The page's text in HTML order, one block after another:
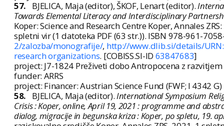
57.
BJELICA, Maja (editor), ŠKOF, Lenart (editor).
Towards Elemental Literacy and Interdisciplinary
Koper: Science and Research Centre Koper, Annales
spletni vir (1 datoteka PDF (63 str.)). ISBN 978-961-
2/zalozba/monografije/, http://www.dlib.si/details/
research organizations. [COBISS.SI-ID 63847683]
project: J7-1824 Preživeti dobo Antropocena z
funder: ARRS
project: Financer: Austrian Science Fund (FWF; I 4342 G)
58.
BJELICA, Maja (editor).International Symposium
Crisis : Koper, online, April 19, 2021 : programme and
dialog, migracije in begunska kriza : Koper, po spletu, 19.